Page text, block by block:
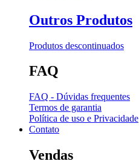
Outros Produtos
Produtos descontinuados
FAQ
FAQ - Dúvidas frequentes
Termos de garantia
Política de uso e Privacidade
Contato
Vendas